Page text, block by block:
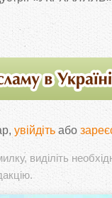
увійдіть або
виділіть